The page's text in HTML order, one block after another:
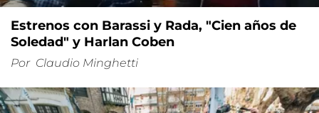
Estrenos con Barassi y Rada, "Cien años de
Soledad" y Harlan Coben
Por Claudio Minghetti